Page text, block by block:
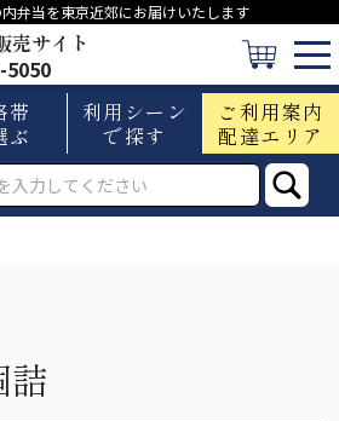
弁当を東京近郊にお届けいたします
売サイト
5050
帯
ぶ
利用シーン
で探す
ご利用案内
配達エリア
詰